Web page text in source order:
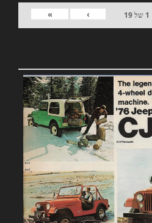
1 של19
›
»